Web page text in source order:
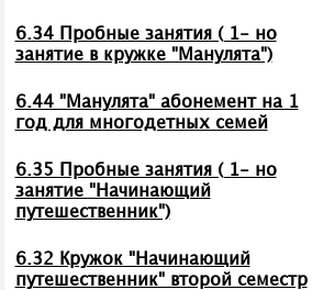
6.34 Пробные занятия ( 1- но
занятие в кружке "Манулята")
6.44 "Манулята" абонемент на 1
год для многодетных семей
6.35 Пробные занятия ( 1- но
занятие "Начинающий
путешественник")
6.32 Кружок "Начинающий
путешественник" второй семестр